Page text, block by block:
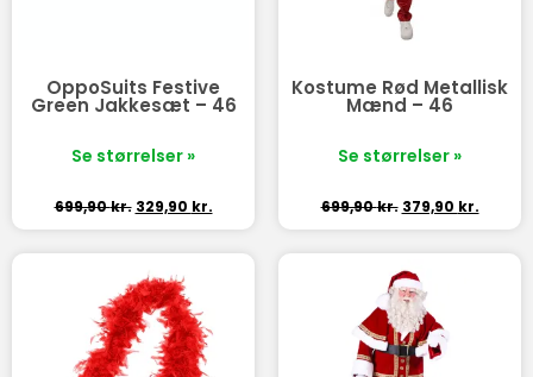
OppoSuits Festive
Green Jakkesæt – 46
Se størrelser »
699,90kr. 329,90 kr.
Kostume Rød Metallisk
Mænd – 46
Se størrelser »
699,90kr. 379,90 kr.